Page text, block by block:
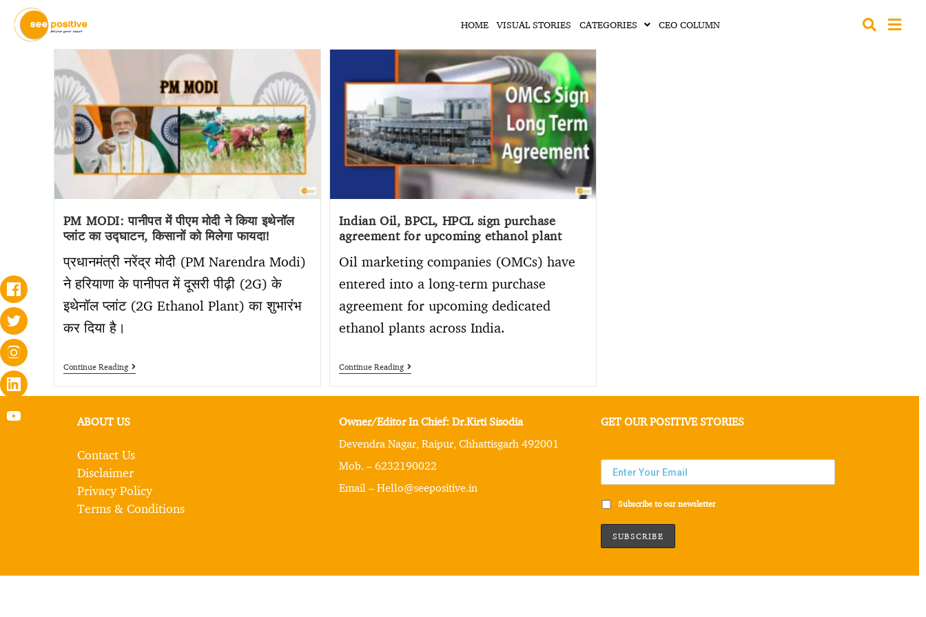
HOME VISUAL STORIES CATEGORIES CEO COLUMN
PM MODI: पानीपत में पीएम मोदी ने किया इथेनॉल
प्लांट का उद्घाटन, किसानों को मिलेगा फायदा!
प्रधानमंत्री नरेंद्र मोदी (PM Narendra Modi)
ने हरियाणा के पानीपत में दूसरी पीढ़ी (2G) के
इथेनॉल प्लांट (2G Ethanol Plant) का शुभारंभ
कर दिया है।
Continue Reading
Indian Oil, BPCL, HPCL sign purchase
agreement for upcoming ethanol plant
Oil marketing companies (OMCs) have
entered into a long-term purchase
agreement for upcoming dedicated
ethanol plants across India.
Continue Reading
ABOUT US
Contact Us
Disclaimer
Privacy Policy
Terms & Conditions
Owner/Editor In Chief: Dr.Kirti Sisodia
Devendra Nagar, Raipur, Chhattisgarh 492001
Mob. – 6232190022
Email – Hello@seepositive.in
GET OUR POSITIVE STORIES
Subscribe to our newsletter